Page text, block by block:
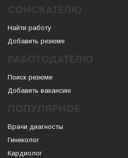
Найти работу
Добавить резюме
Поиск резюме
Добавить вакансию
Врачи диагносты
Гинеколог
Кардиолог